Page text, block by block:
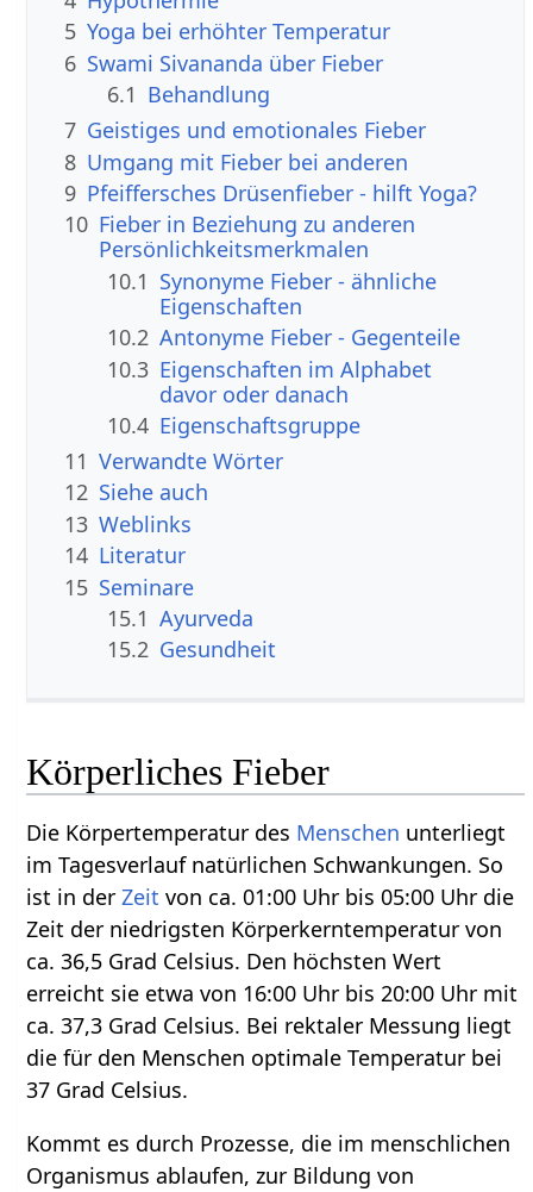
5 Yoga bei erhöhter Temperatur
6 Swami Sivananda über Fieber
6.1 Behandlung
7 Geistiges und emotionales Fieber
8 Umgang mit Fieber bei anderen
9 Pfeiffersches Drüsenfieber - hilft Yoga?
10 Fieber in Beziehung zu anderen
Persönlichkeitsmerkmalen
10.1 Synonyme Fieber - ähnliche
Eigenschaften
10.2 Antonyme Fieber - Gegenteile
10.3 Eigenschaften im Alphabet
davor oder danach
10.4 Eigenschaftsgruppe
11 Verwandte Wörter
12 Siehe auch
13 Weblinks
14 Literatur
15 Seminare
15.1 Ayurveda
15.2 Gesundheit
Körperliches Fieber
Die Körpertemperatur des Menschen unterliegt
im Tagesverlauf natürlichen Schwankungen. So
ist in derZeit von ca. 01:00 Uhr bis 05:00 Uhr die
Zeit der niedrigsten Körperkerntemperatur von
ca. 36,5 Grad Celsius. Den höchsten Wert
erreicht sie etwa von 16:00 Uhr bis 20:00 Uhr mit
ca. 37,3 Grad Celsius. Bei rektaler Messung liegt
die für den Menschen optimale Temperatur bei
37 Grad Celsius.
Kommt es durch Prozesse, die im menschlichen
Organismus ablaufen, zur Bildung von